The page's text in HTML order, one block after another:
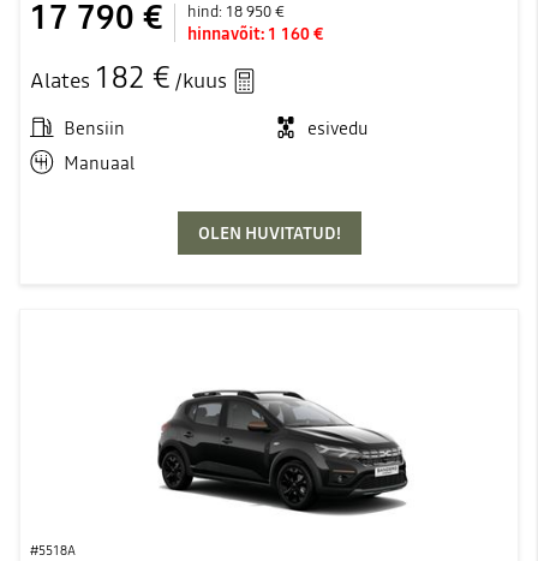
17 790 € hind: 18 950 €
hinnavõit: 1 160 €
Alates 182 € /kuus
Bensiin
esivedu
Manuaal
OLEN HUVITATUD!
#5518A